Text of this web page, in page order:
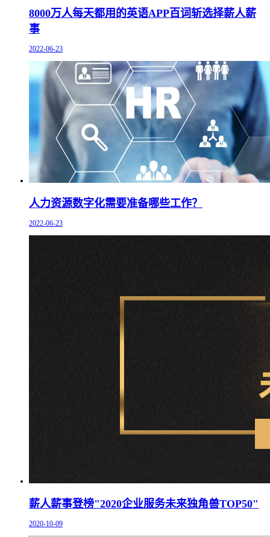
8000万人每天都用的英语APP百词斩选择薪人薪
事
2022-06-23
人力资源数字化需要准备哪些工作？
2022-06-23
薪人薪事登榜"2020企业服务未来独角兽TOP50"
2020-10-09